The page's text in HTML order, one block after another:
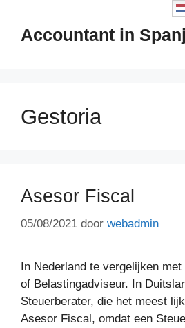
Accountant in
Gestoria
Asesor Fiscal
05/08/2021 door webadmin
In Nederland te vergelijken
of Belastingadviseur. In
Steuerberater, die het meest
Asesor Fiscal, omdat een